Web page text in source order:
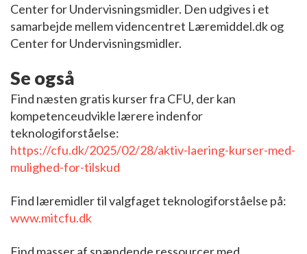
Center for Undervisningsmidler. Den udgives i et
samarbejde mellem videncentret Læremiddel.dk og
Center for Undervisningsmidler.
Se også
Find næsten gratis kurser fra CFU, der kan
kompetenceudvikle lærere indenfor
teknologiforståelse:
https://cfu.dk/2025/02/28/aktiv-laering-kurser-med-
mulighed-for-tilskud
Find læremidler til valgfaget teknologiforståelse på:
www.mitcfu.dk